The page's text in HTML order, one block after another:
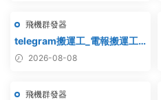
飛機群發器
telegram搬運工_電報搬運工_
電報克隆_電報資源批量搬運
2026-08-08
飛機群發器